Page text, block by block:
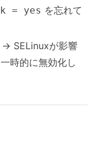
= yes を忘れて
→ SELinuxが影響
時的に無効化し